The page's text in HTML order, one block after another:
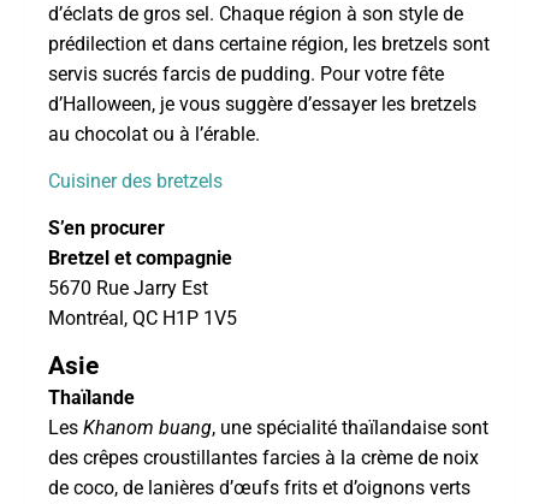
d’éclats de gros sel. Chaque région à son style de
prédilection et dans certaine région, les bretzels sont
servis sucrés farcis de pudding. Pour votre fête
d’Halloween, je vous suggère d’essayer les bretzels
au chocolat ou à l’érable.
Cuisiner des bretzels
S’en procurer
Bretzel et compagnie
5670 Rue Jarry Est
Montréal, QC H1P 1V5
Asie
Thaïlande
Les Khanom buang, une spécialité thaïlandaise sont
des crêpes croustillantes farcies à la crème de noix
de coco, de lanières d’œufs frits et d’oignons verts